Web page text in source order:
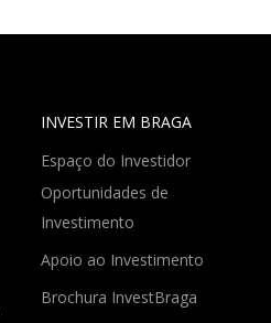
INVESTIR EM BRAGA
Espaço do Investidor
Oportunidades de
Investimento
Apoio ao Investimento
Brochura InvestBraga